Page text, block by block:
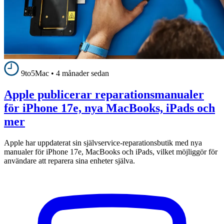
9to5Mac • 4 månader sedan
Apple publicerar reparationsmanualer
för iPhone 17e, nya MacBooks, iPads och
mer
Apple har uppdaterat sin självservice-reparationsbutik med nya
manualer för iPhone 17e, MacBooks och iPads, vilket möjliggör för
användare att reparera sina enheter själva.